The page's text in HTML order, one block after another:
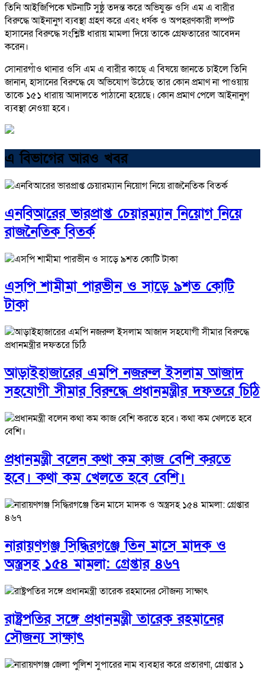
তিনি আইজিপিকে ঘটনাটি সুষ্ঠু তদন্ত করে অভিযুক্ত ওসি এম এ বারীর
বিরুদ্ধে আইনানুগ ব্যবস্থা গ্রহণ করে এবং ধর্ষক ও অপহরণকারী লম্পট
হাসানের বিরুদ্ধে সংশ্লিষ্ট ধারায় মামলা দিয়ে তাকে গ্রেফতারের আবেদন
করেন।
সোনারগাঁও থানার ওসি এম এ বারীর কাছে এ বিষয়ে জানতে চাইলে তিনি
জানান, হাসানের বিরুদ্ধে যে অভিযোগ উঠেছে তার কোন প্রমাণ না পাওয়ায়
তাকে ১৫১ ধারায় আদালতে পাঠানো হয়েছে। কোন প্রমাণ পেলে আইনানুগ
ব্যবস্থা নেওয়া হবে।
এ বিভাগের আরও খবর
এনবিআরের ভারপ্রাপ্ত চেয়ারম্যান নিয়োগ নিয়ে
রাজনৈতিক বিতর্ক
এসপি শামীমা পারভীন ও সাড়ে ৯শত কোটি
টাকা
আড়াইহাজারের এমপি নজরুল ইসলাম আজাদ
সহযোগী সীমার বিরুদ্ধে প্রধানমন্ত্রীর দফতরে চিঠি
প্রধানমন্ত্রী বলেন কথা কম কাজ বেশি করতে
হবে। কথা কম খেলতে হবে বেশি।
নারায়ণগঞ্জ সিদ্ধিরগঞ্জে তিন মাসে মাদক ও
অস্ত্রসহ ১৫৪ মামলা: গ্রেপ্তার ৪৬৭
রাষ্ট্রপতির সঙ্গে প্রধানমন্ত্রী তারেক রহমানের
সৌজন্য সাক্ষাৎ